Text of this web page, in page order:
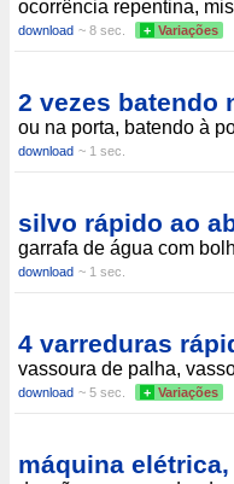
ocorrência repentina,
download ~ 8 sec. + Variações
2 vezes batendo
ou na porta, batendo à
download ~ 1 sec.
silvo rápido ao
garrafa de água com
download ~ 1 sec.
4 varreduras
vassoura de palha,
download ~ 5 sec. + Variações
máquina